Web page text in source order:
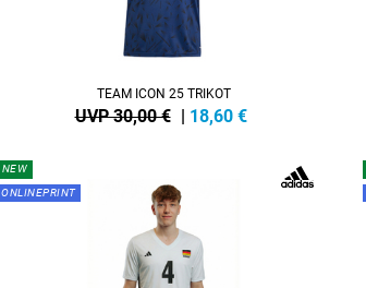
TEAM ICON 25 TRIKOT
UVP 30,00 € | 18,60 €
NEW
ONLINEPRINT